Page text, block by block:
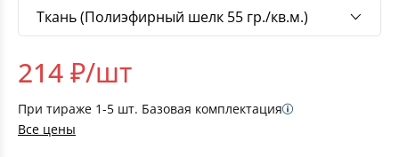
214₽/шт
При тираже 1-5 шт. Базовая комплектация
Все цены